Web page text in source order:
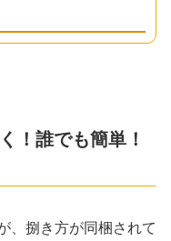
！誰でも簡単！
、捌き方が同梱されて